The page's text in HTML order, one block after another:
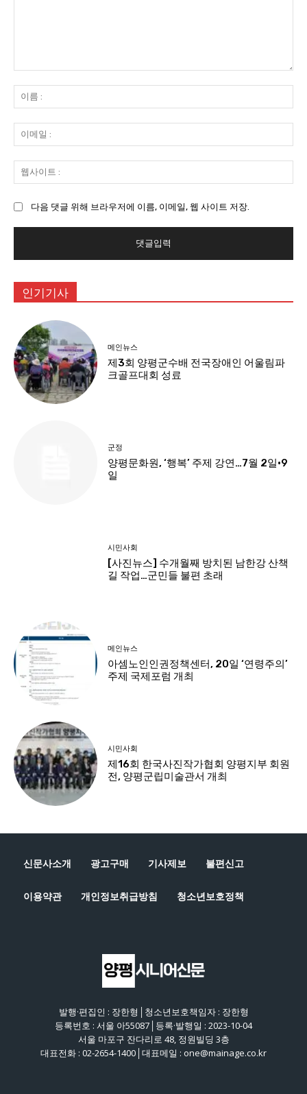
신문사소개 광고구매 기사제보 불편신고
이용약관 개인정보취급방침 청소년보호정책
발행·편집인 : 장한형│청소년보호책임자 : 장한형
등록번호 : 서울 아55087│등록·발행일 : 2023-10-04
서울 마포구 잔다리로 48, 정원빌딩 3층
대표전화 : 02-2654-1400│대표메일 : one@mainage.co.kr